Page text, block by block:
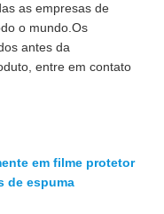
as empresas de
o mundo.Os
antes da
entre em contato
em filme protetor
de espuma